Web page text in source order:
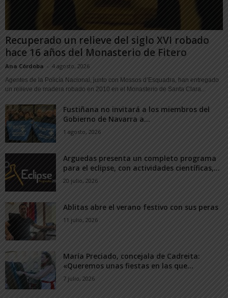
Recuperado un relieve del siglo XVI robado
hace 16 años del Monasterio de Fitero
Ana Córdoba - 4 agosto, 2026
Agentes de la Policía Nacional, junto con Mossos d’Esquadra, han entregado
un relieve de madera robado en 2010 en el Monasterio de Santa Clara...
Fustiñana no invitará a los miembros del
Gobierno de Navarra a...
1 agosto, 2026
Arguedas presenta un completo programa
para el eclipse, con actividades científicas,...
20 julio, 2026
Ablitas abre el verano festivo con sus peras
11 julio, 2026
María Preciado, concejala de Cadreita:
«Queremos unas fiestas en las que...
7 julio, 2026